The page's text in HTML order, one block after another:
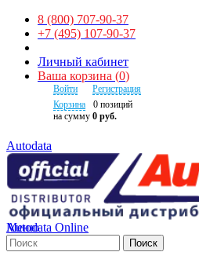
8 (800) 707-90-37
+7 (495) 107-90-37
Личный кабинет
Ваша корзина (0)
Войти
Регистрация
Корзина
0 позиций
на сумму 0 руб.
Autodata
Autodata Online
Меню
Поиск